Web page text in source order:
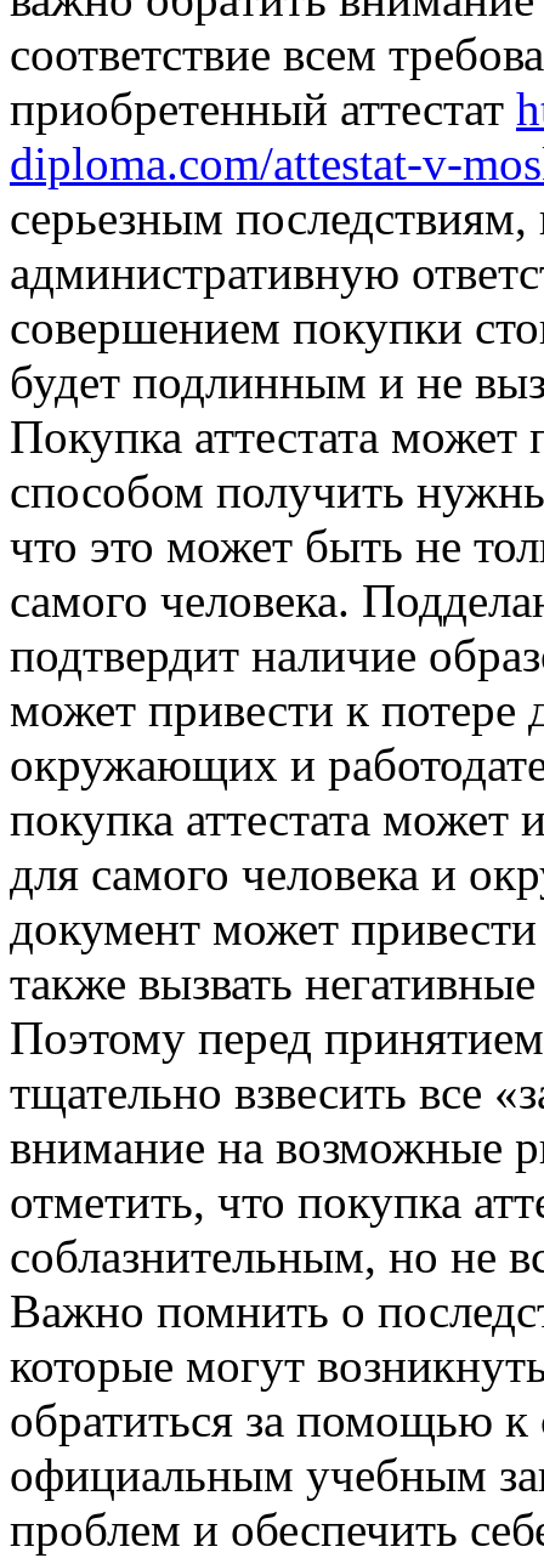
соответствие всем
приобретенный аттестат
diploma.com/attestat-v-
серьезным
административную
совершением покупки
будет подлинным и не
Покупка аттестата
способом получить
что это может быть не
самого человека.
подтвердит наличие
может привести к потере
окружающих и
покупка аттестата может
для самого человека и
документ может
также вызвать
Поэтому перед
тщательно взвесить все
внимание на возможные
отметить, что покупка
соблазнительным, но не
Важно помнить о
которые могут
обратиться за помощью к
официальным учебным
проблем и обеспечить